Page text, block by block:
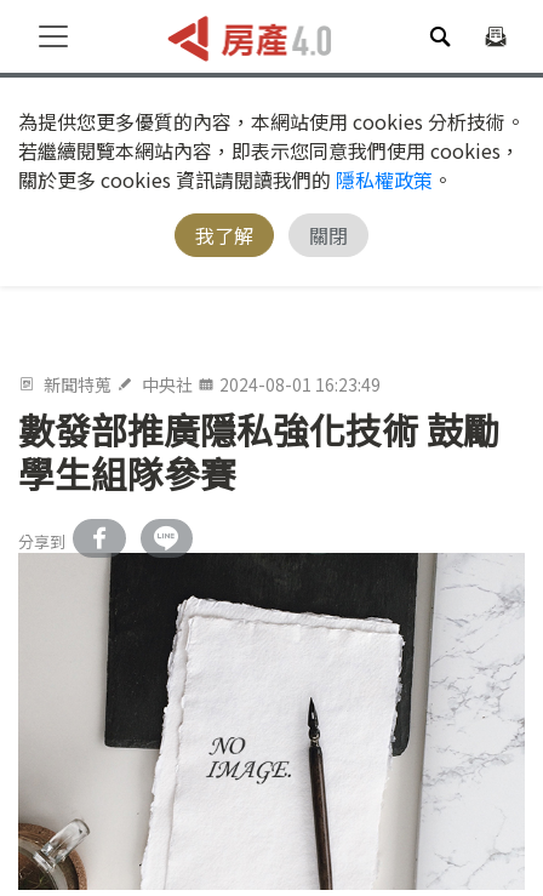
為提供您更多優質的內容，本網站使用 cookies 分析技術。
若繼續閱覽本網站內容，即表示您同意我們使用 cookies，
關於更多 cookies 資訊請閱讀我們的 隱私權政策 。
我了解
關閉
新聞特蒐 中央社 2024-08-01 16:23:49
數發部推廣隱私強化技術 鼓勵
學生組隊參賽
分享到